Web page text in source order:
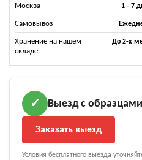
Москва 1 - 7
Самовывоз
Хранение на нашем
складе
До 2-х
✓ Выезд с
Заказать выезд
Условия бесплатного выезда